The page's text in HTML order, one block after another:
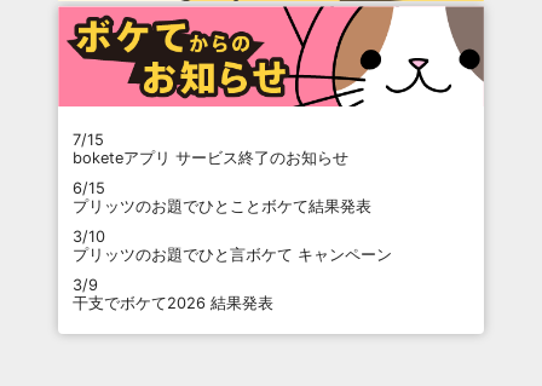
7/15
boketeアプリ サービス終了のお知らせ
6/15
プリッツのお題でひとことボケて結果発表
3/10
プリッツのお題でひと言ボケて キャンペーン
3/9
干支でボケて2026 結果発表